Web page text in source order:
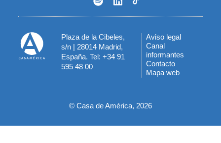
Plaza de la Cibeles,
s/n | 28014 Madrid,
España. Tel: +34 91
595 48 00
Menú
del
pie
Aviso legal
Canal
informantes
Contacto
Mapa web
© Casa de América, 2026